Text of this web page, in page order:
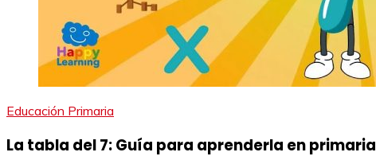
Educación Primaria
La tabla del 7: Guía para aprenderla en primaria